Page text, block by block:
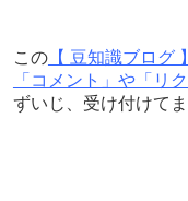
この【 豆知識ブログ 】
「コメント」や「リ
ずいじ、受け付けてま